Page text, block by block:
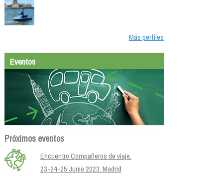
Más perfiles
Eventos
Próximos eventos
Encuentro Compañeros de viaje.
23-24-25 Junio 2023. Madrid